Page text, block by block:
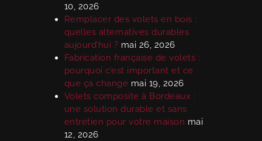
10, 2026
Remplacer des volets en bois :
quelles alternatives durables
aujourd’hui ? mai 26, 2026
Fabrication française de volets :
pourquoi c’est important et ce
que ça change mai 19, 2026
Volets composite à Bordeaux :
une solution durable et sans
entretien pour votre maison mai
12, 2026